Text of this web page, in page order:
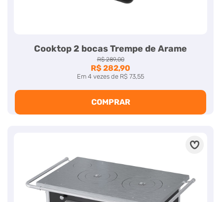
Cooktop 2 bocas Trempe de Arame
R$ 289,00
R$ 282,90
Em 4 vezes de R$ 73,55
COMPRAR